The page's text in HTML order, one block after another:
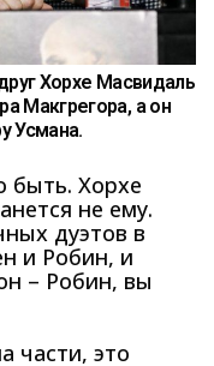
Хорхе Масвидаль
Макгрегора, а он
Усмана.
быть. Хорхе
не ему.
дуэтов в
и Робин, и
– Робин, вы
части, это